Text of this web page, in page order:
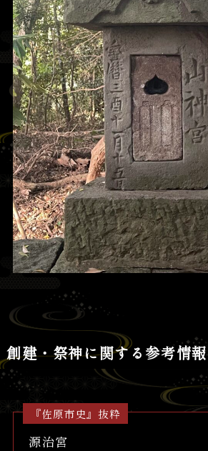
創建・祭神に関する参考情報
『佐原市史』抜粋
源治宮